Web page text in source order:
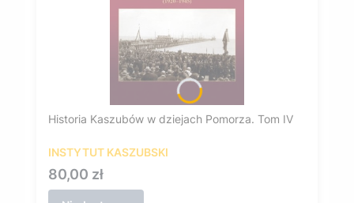
Historia Kaszubów w dziejach Pomorza. Tom IV
INSTYTUT KASZUBSKI
Cena
80,00 zł